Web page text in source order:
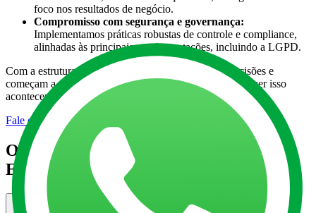
foco nos resultados de negócio.
Compromisso com segurança e governança:
Implementamos práticas robustas de controle e compliance,
alinhadas às principais regulamentações, incluindo a LGPD.
Com a estrutura certa, seus dados param de travar decisões e
começam a acelerar resultados. Conte com a BIX pra fazer isso
acontecer.
Fale com um especialista
O que você precisa saber sobre
Engenharia de Dados
O que é Engenharia de Dados?